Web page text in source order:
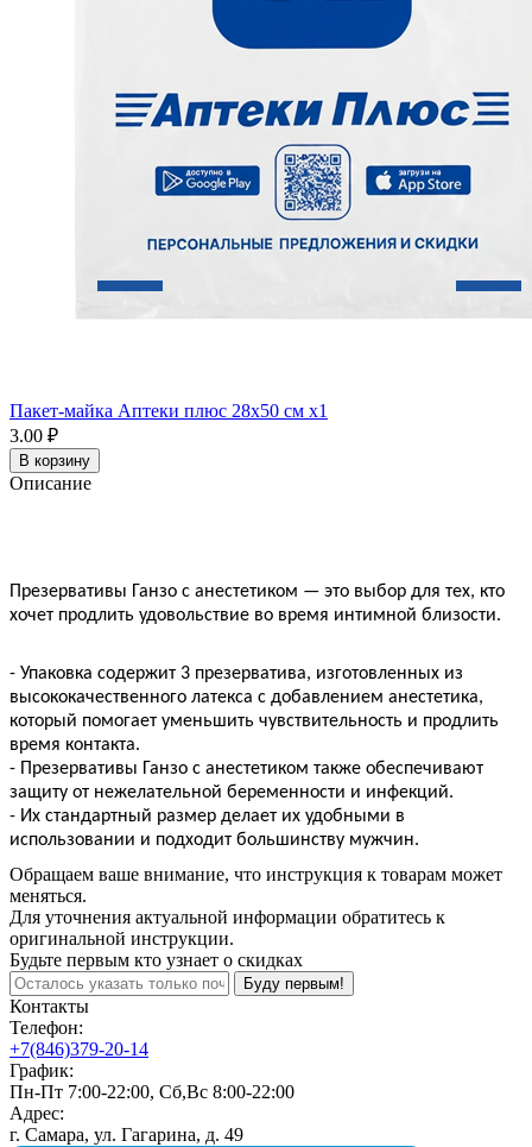
Пакет-майка Аптеки плюс 28х50 см x1
3.00 ₽
В корзину
Описание
Презервативы Ганзо с анестетиком — это выбор для тех, кто
хочет продлить удовольствие во время интимной близости.
- Упаковка содержит 3 презерватива, изготовленных из
высококачественного латекса с добавлением анестетика,
который помогает уменьшить чувствительность и продлить
время контакта.
- Презервативы Ганзо с анестетиком также обеспечивают
защиту от нежелательной беременности и инфекций.
- Их стандартный размер делает их удобными в
использовании и подходит большинству мужчин.
Обращаем ваше внимание, что инструкция к товарам может
меняться.
Для уточнения актуальной информации обратитесь к
оригинальной инструкции.
Будьте первым кто узнает о скидках
Буду первым!
Контакты
Телефон:
+7(846)379-20-14
График:
Пн-Пт 7:00-22:00, Сб,Вс 8:00-22:00
Адрес:
г. Самара, ул. Гагарина, д. 49